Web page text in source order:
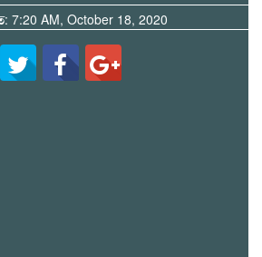
7:20 AM, October 18, 2020